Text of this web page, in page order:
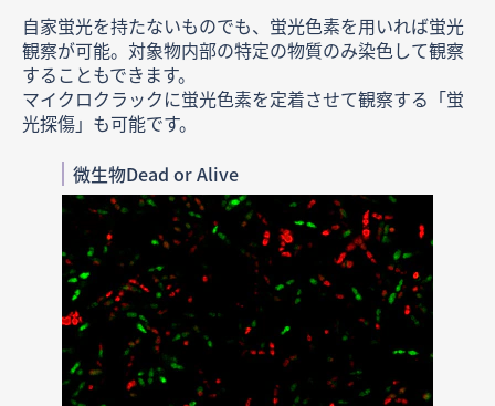
自家蛍光を持たないものでも、蛍光色素を用いれば蛍光
観察が可能。対象物内部の特定の物質のみ染色して観察
することもできます。
マイクロクラックに蛍光色素を定着させて観察する「蛍
光探傷」も可能です。
微生物Dead or Alive